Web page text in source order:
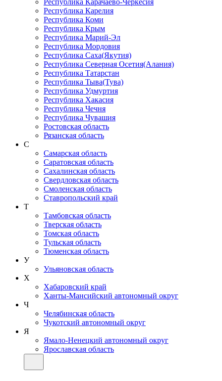
Республика Карелия
Республика Коми
Республика Крым
Республика Марий-Эл
Республика Мордовия
Республика Саха(Якутия)
Республика Северная Осетия(Алания)
Республика Татарстан
Республика Тыва(Тува)
Республика Удмуртия
Республика Хакасия
Республика Чечня
Республика Чувашия
Ростовская область
Рязанская область
С
Самарская область
Саратовская область
Сахалинская область
Свердловская область
Смоленская область
Ставропольский край
Т
Тамбовская область
Тверская область
Томская область
Тульская область
Тюменская область
У
Ульяновская область
Х
Хабаровский край
Ханты-Мансийский автономный округ
Ч
Челябинская область
Чукотский автономный округ
Я
Ямало-Ненецкий автономный округ
Ярославская область